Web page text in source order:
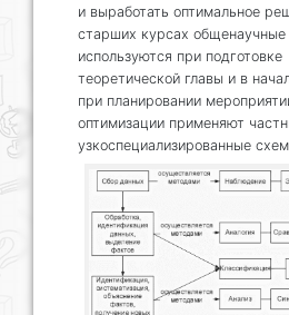
и выработать оптимальное
старших курсах
используются при подготовке
теоретической главы и в
при планировании
оптимизации применяют
узкоспециализированные